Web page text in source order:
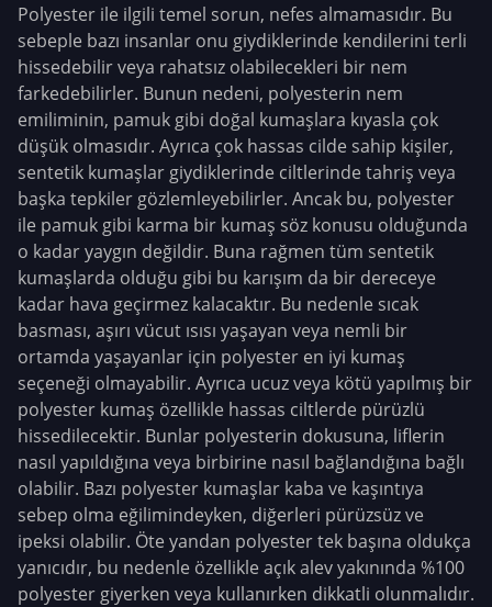
Polyester ile ilgili temel sorun, nefes almamasıdır. Bu
sebeple bazı insanlar onu giydiklerinde kendilerini terli
hissedebilir veya rahatsız olabilecekleri bir nem
farkedebilirler. Bunun nedeni, polyesterin nem
emiliminin, pamuk gibi doğal kumaşlara kıyasla çok
düşük olmasıdır. Ayrıca çok hassas cilde sahip kişiler,
sentetik kumaşlar giydiklerinde ciltlerinde tahriş veya
başka tepkiler gözlemleyebilirler. Ancak bu, polyester
ile pamuk gibi karma bir kumaş söz konusu olduğunda
o kadar yaygın değildir. Buna rağmen tüm sentetik
kumaşlarda olduğu gibi bu karışım da bir dereceye
kadar hava geçirmez kalacaktır. Bu nedenle sıcak
basması, aşırı vücut ısısı yaşayan veya nemli bir
ortamda yaşayanlar için polyester en iyi kumaş
seçeneği olmayabilir. Ayrıca ucuz veya kötü yapılmış bir
polyester kumaş özellikle hassas ciltlerde pürüzlü
hissedilecektir. Bunlar polyesterin dokusuna, liflerin
nasıl yapıldığına veya birbirine nasıl bağlandığına bağlı
olabilir. Bazı polyester kumaşlar kaba ve kaşıntıya
sebep olma eğilimindeyken, diğerleri pürüzsüz ve
ipeksi olabilir. Öte yandan polyester tek başına oldukça
yanıcıdır, bu nedenle özellikle açık alev yakınında %100
polyester giyerken veya kullanırken dikkatli olunmalıdır.